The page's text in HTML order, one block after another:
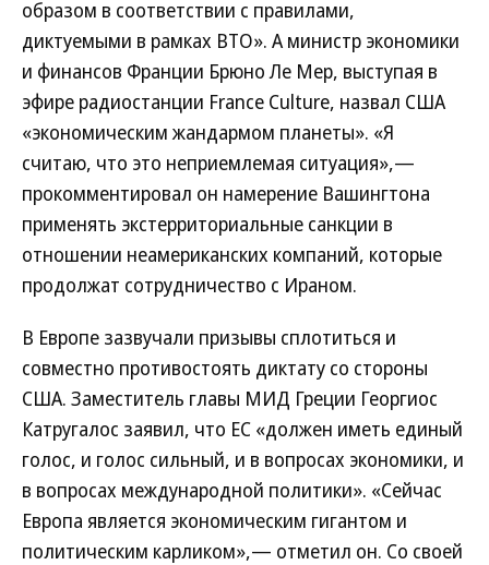
образом в соответствии с правилами,
диктуемыми в рамках ВТО». А министр экономики
и финансов Франции Брюно Ле Мер, выступая в
эфире радиостанции France Culture, назвал США
«экономическим жандармом планеты». «Я
считаю, что это неприемлемая ситуация»,—
прокомментировал он намерение Вашингтона
применять экстерриториальные санкции в
отношении неамериканских компаний, которые
продолжат сотрудничество с Ираном.
В Европе зазвучали призывы сплотиться и
совместно противостоять диктату со стороны
США. Заместитель главы МИД Греции Георгиос
Катругалос заявил, что ЕС «должен иметь единый
голос, и голос сильный, и в вопросах экономики, и
в вопросах международной политики». «Сейчас
Европа является экономическим гигантом и
политическим карликом»,— отметил он. Со своей